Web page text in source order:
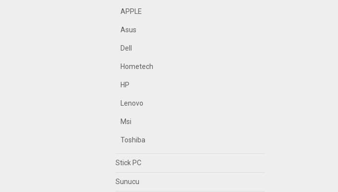
APPLE
Asus
Dell
Hometech
HP
Lenovo
Msi
Toshiba
Stick PC
Sunucu